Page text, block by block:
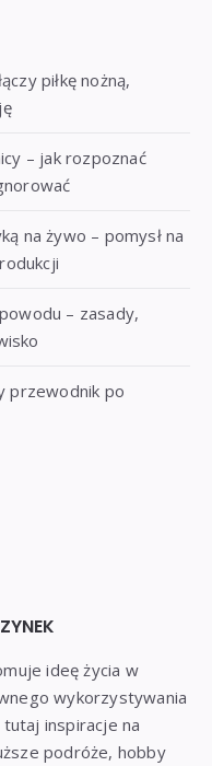
piłkę nożną,
– jak rozpoznać
na żywo – pomysł na
– zasady,
przewodnik po
ideę życia w
wykorzystywania
inspiracje na
podróże, hobby